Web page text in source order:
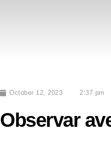
October 12, 2023 2:37 pm
Observar